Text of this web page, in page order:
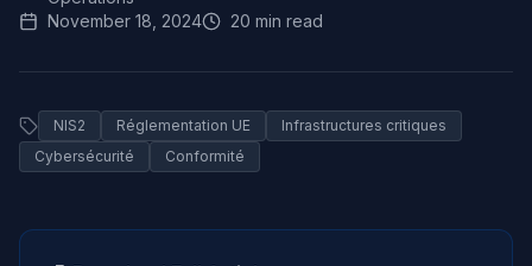
November 18, 2024
20 min read
NIS2 Réglementation UE
Infrastructures critiques
Cybersécurité
Conformité